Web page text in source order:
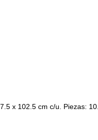
x 102.5 cm c/u. Piezas: 10.